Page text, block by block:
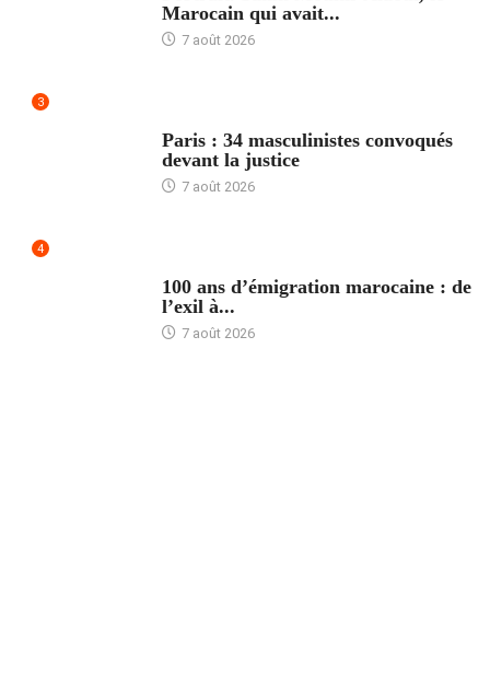
Marocain qui avait...
7 août 2026
3
Paris : 34 masculinistes convoqués
devant la justice
7 août 2026
4
100 ans d’émigration marocaine : de
l’exil à...
7 août 2026